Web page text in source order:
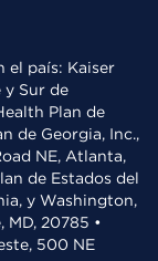
el país: Kaiser
y Sur de
Plan de
de Georgia, Inc.,
NE, Atlanta,
de Estados del
y Washington,
20785 •
500 NE